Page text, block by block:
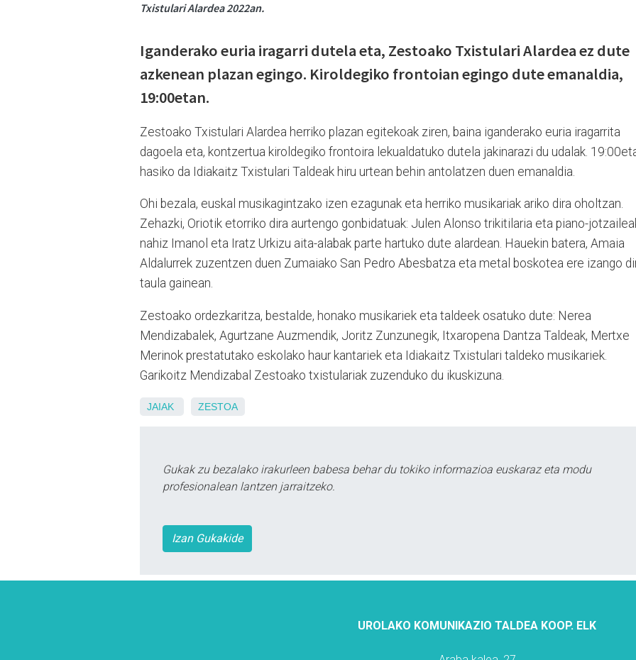
Txistulari Alardea 2022an.
Iganderako euria iragarri dutela eta, Zestoako Txistulari Alardea ez dute
azkenean plazan egingo. Kiroldegiko frontoian egingo dute emanaldia,
19:00etan.
Zestoako Txistulari Alardea herriko plazan egitekoak ziren, baina iganderako euria iragarrita
dagoela eta, kontzertua kiroldegiko frontoira lekualdatuko dutela jakinarazi du udalak.
hasiko da Idiakaitz Txistulari Taldeak hiru urtean behin antolatzen duen emanaldia.
Ohi bezala, euskal musikagintzako izen ezagunak eta herriko musikariak ariko dira oholtzan.
Zehazki, Oriotik etorriko dira aurtengo gonbidatuak: Julen Alonso trikitilaria eta piano-
nahiz Imanol eta Iratz Urkizu aita-alabak parte hartuko dute alardean. Hauekin batera, Amaia
Aldalurrek zuzentzen duen Zumaiako San Pedro Abesbatza eta metal boskotea ere izango
taula gainean.
Zestoako ordezkaritza, bestalde, honako musikariek eta taldeek osatuko dute: Nerea
Mendizabalek, Agurtzane Auzmendik, Joritz Zunzunegik, Itxaropena Dantza Taldeak, Mertxe
Merinok prestatutako eskolako haur kantariek eta Idiakaitz Txistulari taldeko musikariek.
Garikoitz Mendizabal Zestoako txistulariak zuzenduko du ikuskizuna.
JAIAK ZESTOA
Gukak zu bezalako irakurleen babesa behar du tokiko informazioa euskaraz eta modu
profesionalean lantzen jarraitzeko.
Izan Gukakide
UROLAKO KOMUNIKAZIO TALDEA KOOP. ELK